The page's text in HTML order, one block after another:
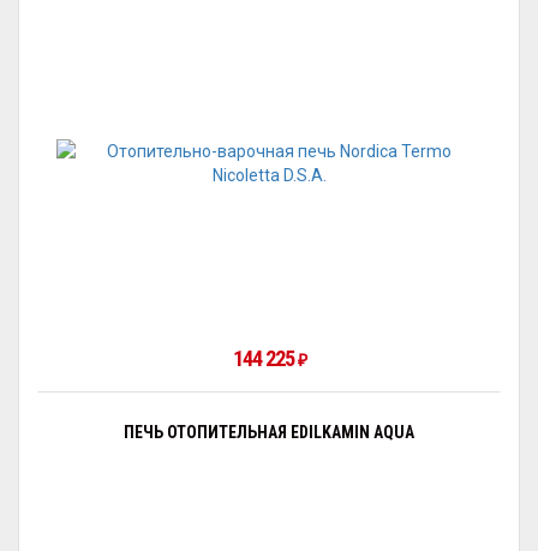
144 225₽
ПЕЧЬ ОТОПИТЕЛЬНАЯ EDILKAMIN AQUA